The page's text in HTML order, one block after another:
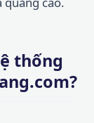
thống